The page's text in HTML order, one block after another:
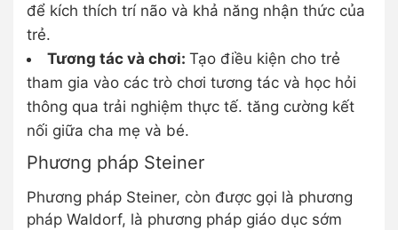
để kích thích trí não và khả năng nhận thức của
trẻ.
Tương tác và chơi: Tạo điều kiện cho trẻ
tham gia vào các trò chơi tương tác và học hỏi
thông qua trải nghiệm thực tế. tăng cường kết
nối giữa cha mẹ và bé.
Phương pháp Steiner
Phương pháp Steiner, còn được gọi là phương
pháp Waldorf, là phương pháp giáo dục sớm